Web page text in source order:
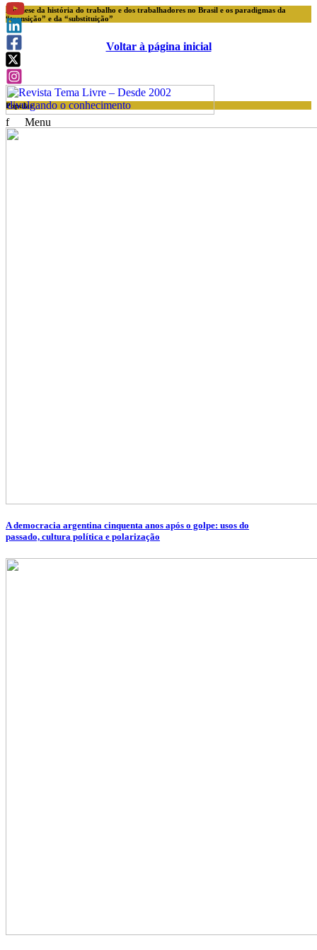
f Menu
A gênese da história do trabalho e dos trabalhadores no Brasil e os paradigmas da
“transição” e da “substituição”
Voltar à página inicial
Popular
A democracia argentina cinquenta anos após o golpe: usos do
passado, cultura política e polarização